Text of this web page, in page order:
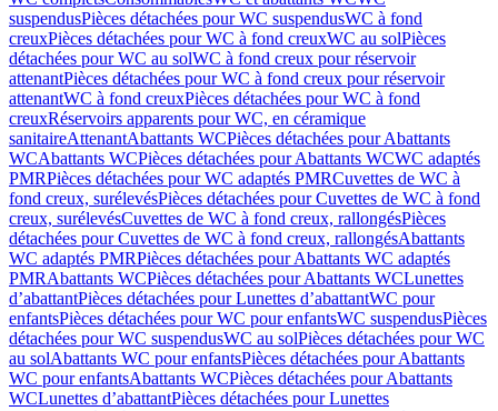
suspendusPièces détachées pour WC suspendusWC à fond
creuxPièces détachées pour WC à fond creuxWC au solPièces
détachées pour WC au solWC à fond creux pour réservoir
attenantPièces détachées pour WC à fond creux pour réservoir
attenantWC à fond creuxPièces détachées pour WC à fond
creuxRéservoirs apparents pour WC, en céramique
sanitaireAttenantAbattants WCPièces détachées pour Abattants
WCAbattants WCPièces détachées pour Abattants WCWC adaptés
PMRPièces détachées pour WC adaptés PMRCuvettes de WC à
fond creux, surélevésPièces détachées pour Cuvettes de WC à fond
creux, surélevésCuvettes de WC à fond creux, rallongésPièces
détachées pour Cuvettes de WC à fond creux, rallongésAbattants
WC adaptés PMRPièces détachées pour Abattants WC adaptés
PMRAbattants WCPièces détachées pour Abattants WCLunettes
d’abattantPièces détachées pour Lunettes d’abattantWC pour
enfantsPièces détachées pour WC pour enfantsWC suspendusPièces
détachées pour WC suspendusWC au solPièces détachées pour WC
au solAbattants WC pour enfantsPièces détachées pour Abattants
WC pour enfantsAbattants WCPièces détachées pour Abattants
WCLunettes d’abattantPièces détachées pour Lunettes